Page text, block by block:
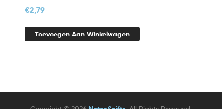
€2,79
Toevoegen Aan Winkelwagen